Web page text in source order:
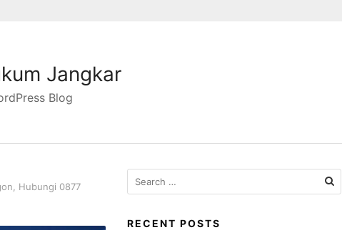
Jangkar
Blog
Hubungi 0877
Search
for:
RECENT POSTS